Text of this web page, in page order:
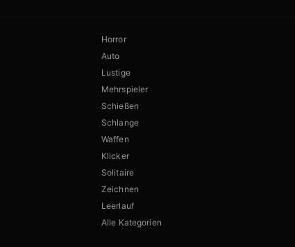
Horror
Auto
Lustige
Mehrspieler
Schießen
Schlange
Waffen
Klicker
Solitaire
Zeichnen
Leerlauf
Alle Kategorien